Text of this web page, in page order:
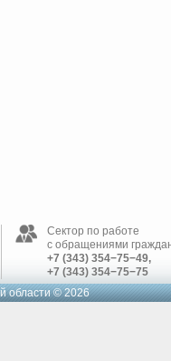
Сектор по работе
с обращениями
+7 (343) 354−75−49,
+7 (343) 354−75−75
области © 2026